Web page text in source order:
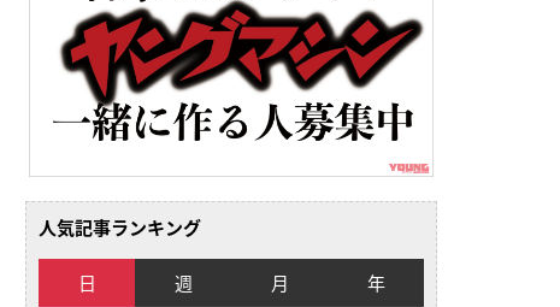
人気記事ランキング
日 週 月 年